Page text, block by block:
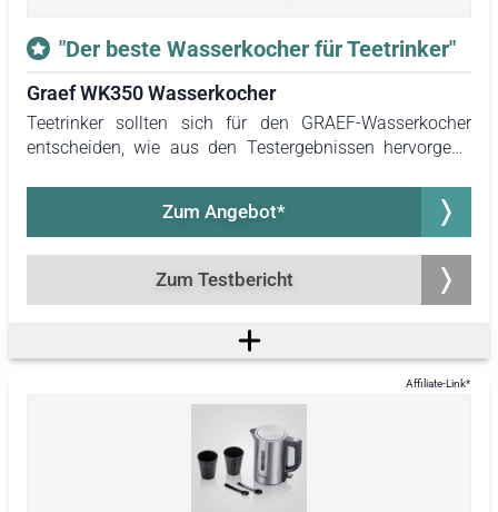
"Der beste Wasserkocher für Teetrinker"
Graef WK350 Wasserkocher
Teetrinker sollten sich für den GRAEF-Wasserkocher
entscheiden, wie aus den Testergebnissen hervorgeht.
Temperatur für den Lieblingstee einzustellen, sondern
kommt zudem mit einem Teesieb und einem
Ausstattung ist das Modell besonders für Teetrinker
Zum Testbericht
Zum Angebot*